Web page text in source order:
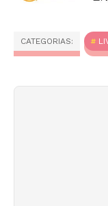
CATEGORIAS: